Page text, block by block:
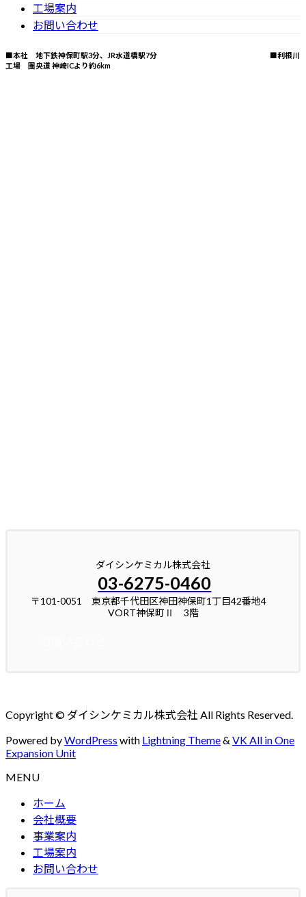
工場案内
お問い合わせ
■本社 地下鉄神保町駅3分、JR水道橋駅7分 ■利根川
工場 圏央道 神崎ICより約6km
ダイシンケミカル株式会社
03-6275-0460
〒101-0051 東京都千代田区神田神保町1丁目42番地4
VORT神保町Ⅱ 3階
Copyright © ダイシンケミカル株式会社 All Rights Reserved.
Powered byWordPress with Lightning Theme& VK All in One
Expansion Unit
MENU
ホーム
会社概要
事業案内
工場案内
お問い合わせ